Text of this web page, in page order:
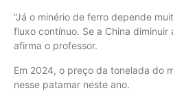
“Já o minério de ferro depende
fluxo contínuo. Se a China
afirma o professor.
Em 2024, o preço da tonelada do
nesse patamar neste ano.